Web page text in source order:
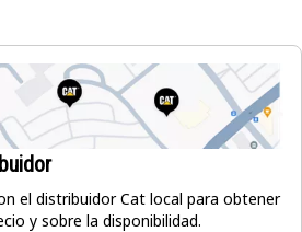
el distribuidor Cat local para obtener
y sobre la disponibilidad.